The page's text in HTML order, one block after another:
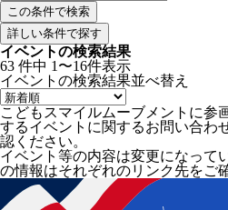
詳しい条件で探す
イベントの検索結果
63 件中 1〜16件表示
イベントの検索結果並べ替え
こどもスマイルムーブメントに参
するイベントに関するお問い合わ
認ください。
イベント等の内容は変更になって
の情報はそれぞれのリンク先をご